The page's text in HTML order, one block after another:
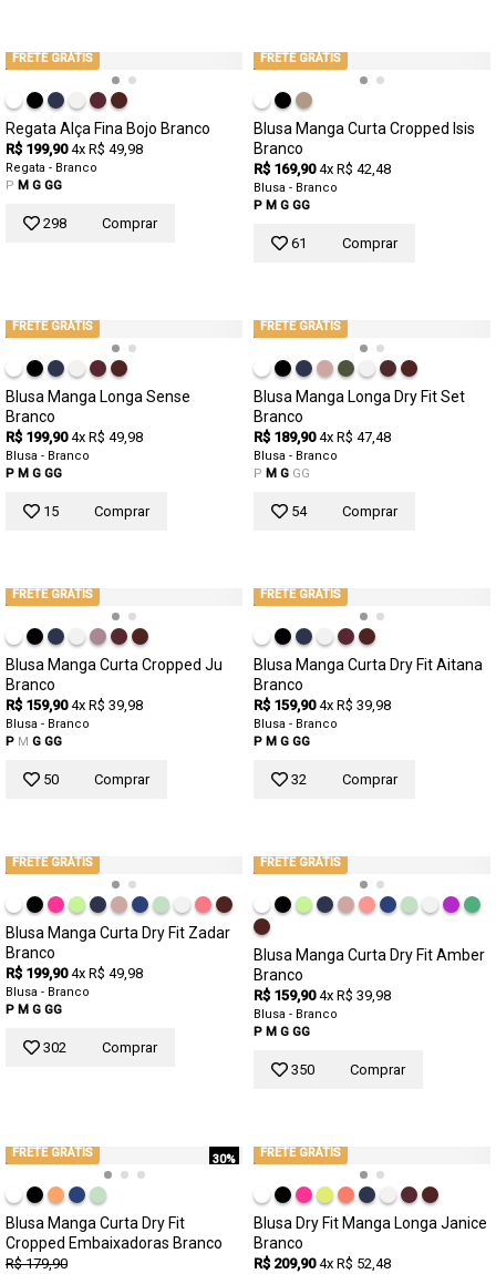
FRETE GRÁTIS
Regata Alça Fina Bojo Branco
R$ 199,90 4x R$ 49,98
Regata - Branco
P M G GG
298 Comprar
FRETE GRÁTIS
Blusa Manga Curta Cropped Isis
Branco
R$ 169,90 4x R$ 42,48
Blusa - Branco
P M G GG
61 Comprar
FRETE GRÁTIS
Blusa Manga Longa Sense
Branco
R$ 199,90 4x R$ 49,98
Blusa - Branco
P M G GG
15 Comprar
FRETE GRÁTIS
Blusa Manga Longa Dry Fit Set
Branco
R$ 189,90 4x R$ 47,48
Blusa - Branco
P M G GG
54 Comprar
FRETE GRÁTIS
Blusa Manga Curta Cropped Ju
Branco
R$ 159,90 4x R$ 39,98
Blusa - Branco
P M G GG
50 Comprar
FRETE GRÁTIS
Blusa Manga Curta Dry Fit Aitana
Branco
R$ 159,90 4x R$ 39,98
Blusa - Branco
P M G GG
32 Comprar
FRETE GRÁTIS
Blusa Manga Curta Dry Fit Zadar
Branco
R$ 199,90 4x R$ 49,98
Blusa - Branco
P M G GG
302 Comprar
FRETE GRÁTIS
Blusa Manga Curta Dry Fit Amber
Branco
R$ 159,90 4x R$ 39,98
Blusa - Branco
P M G GG
350 Comprar
30%
FRETE GRÁTIS
Blusa Manga Curta Dry Fit
Cropped Embaixadoras Branco
R$ 179,90
FRETE GRÁTIS
Blusa Dry Fit Manga Longa Janice
Branco
R$ 209,90 4x R$ 52,48